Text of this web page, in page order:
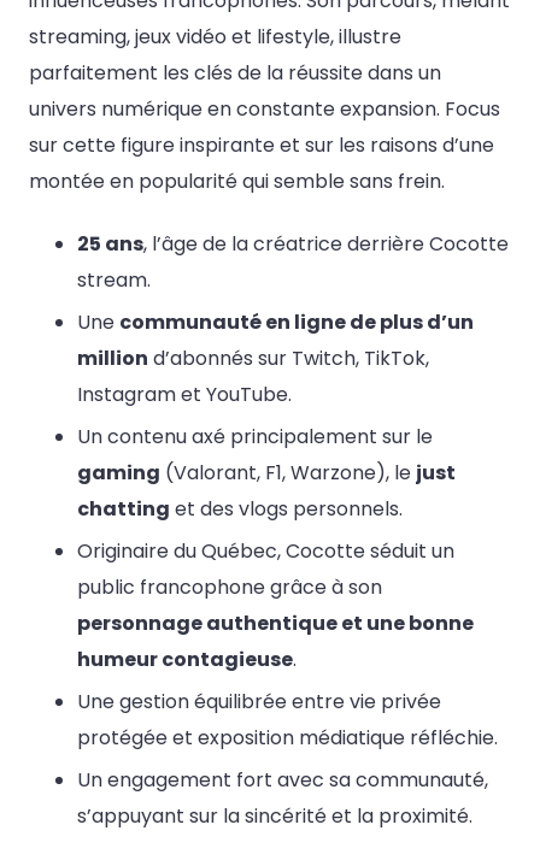
streaming, jeux vidéo et lifestyle, illustre
parfaitement les clés de la réussite dans un
univers numérique en constante expansion. Focus
sur cette figure inspirante et sur les raisons d’une
montée en popularité qui semble sans frein.
25 ans, l’âge de la créatrice derrière Cocotte
stream.
Une communauté en ligne de plus d’un
million d’abonnés sur Twitch, TikTok,
Instagram et YouTube.
Un contenu axé principalement sur le
gaming (Valorant, F1, Warzone), le just
chatting et des vlogs personnels.
Originaire du Québec, Cocotte séduit un
public francophone grâce à son
personnage authentique et une bonne
humeur contagieuse.
Une gestion équilibrée entre vie privée
protégée et exposition médiatique réfléchie.
Un engagement fort avec sa communauté,
s’appuyant sur la sincérité et la proximité.